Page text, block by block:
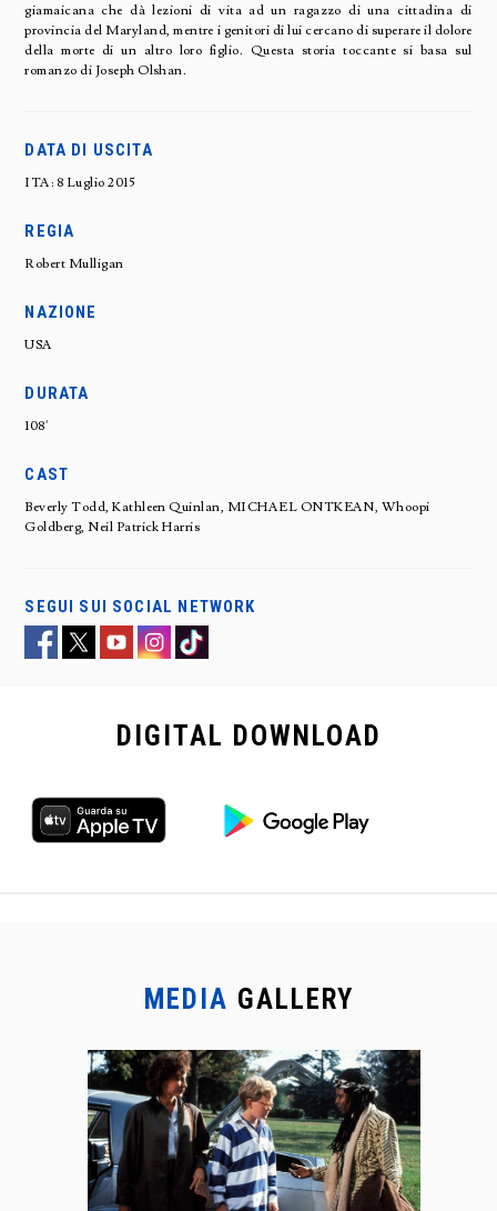
giamaicana che dà lezioni di vita ad un ragazzo di una cittadina di
provincia del Maryland, mentre i genitori di lui cercano di superare il dolore
della morte di un altro loro figlio. Questa storia toccante si basa sul
romanzo di Joseph Olshan.
DATA DI USCITA
ITA: 8 Luglio 2015
REGIA
Robert Mulligan
NAZIONE
USA
DURATA
108'
CAST
Beverly Todd, Kathleen Quinlan, MICHAEL ONTKEAN, Whoopi
Goldberg, Neil Patrick Harris
SEGUI SUI SOCIAL NETWORK
DIGITAL DOWNLOAD
MEDIA GALLERY